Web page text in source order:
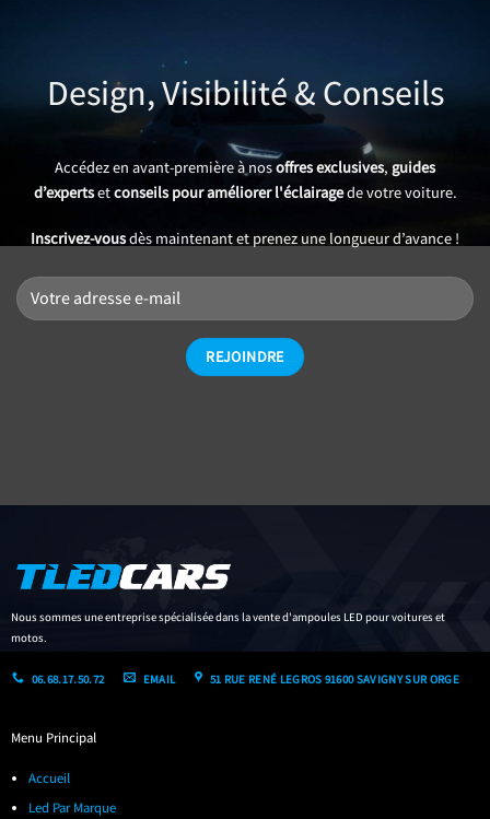
Design, Visibilité & Conseils
Accédez en avant-première à nosoffres exclusives, guides
d’expertsetconseils pour améliorer l'éclairagede votre voiture.
Inscrivez-vousdès maintenant et prenez une longueur d’avance !
Nous sommes une entreprise spécialisée dans la vente d'ampoules LED pour voitures et
motos.
06.68.17.50.72 EMAIL 51 RUE RENÉ LEGROS 91600 SAVIGNY SUR ORGE
Menu Principal
Accueil
Led Par Marque